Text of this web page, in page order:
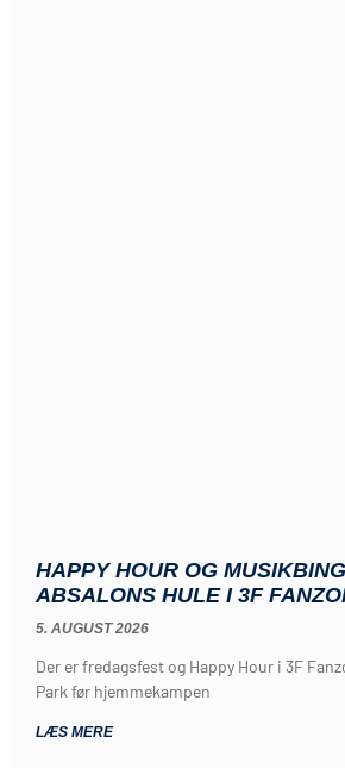
HAPPY HOUR OG
ABSALONS HULE I 3F
5. AUGUST 2026
Der er fredagsfest og Happy Hour i 3F
Park før hjemmekampen
LÆS MERE